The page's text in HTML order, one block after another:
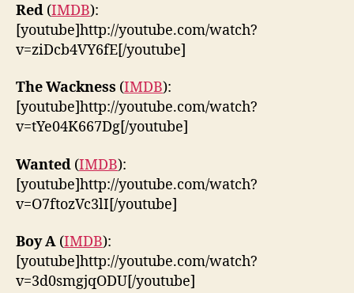
Red (IMDB):
[youtube]http://youtube.com/watch?
v=ziDcb4VY6fE[/youtube]
The Wackness (IMDB):
[youtube]http://youtube.com/watch?
v=tYe04K667Dg[/youtube]
Wanted (IMDB):
[youtube]http://youtube.com/watch?
v=O7ftozVc3lI[/youtube]
Boy A (IMDB):
[youtube]http://youtube.com/watch?
v=3d0smgjqODU[/youtube]